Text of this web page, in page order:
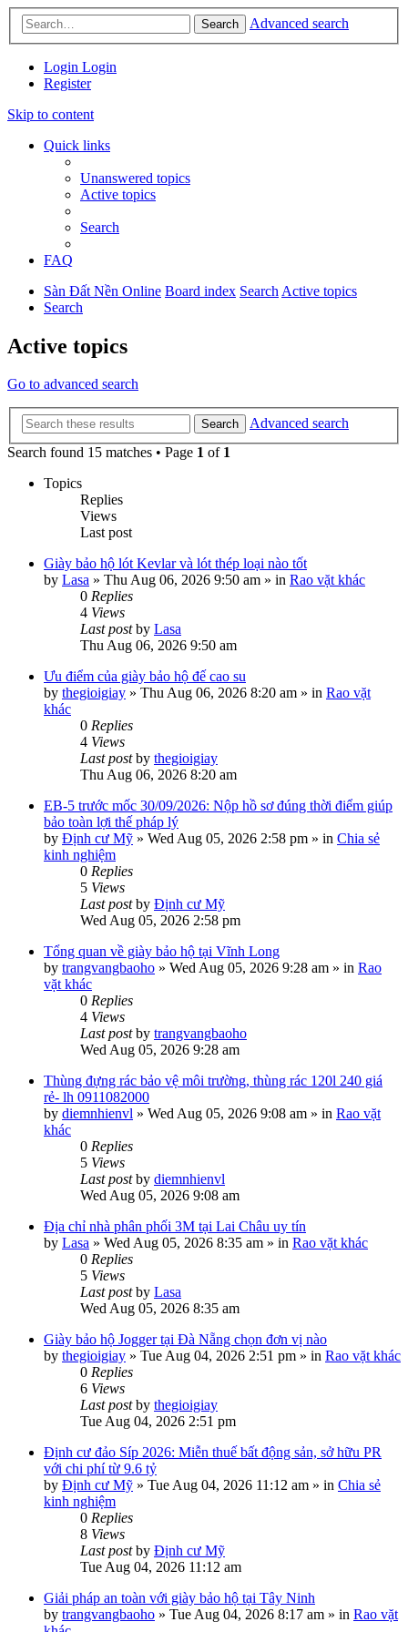
Search Advanced search
Login Login
Register
Skip to content
Quick links
Unanswered topics
Active topics
Search
FAQ
Sàn Đất Nền Online Board index Search Active topics
Search
Active topics
Go to advanced search
Search
Advanced search
Search found 15 matches • Page 1 of 1
Topics
Replies
Views
Last post
Giày bảo hộ lót Kevlar và lót thép loại nào tốt
by Lasa » Thu Aug 06, 2026 9:50 am » in Rao vặt khác
0 Replies
4 Views
Last postby Lasa
Thu Aug 06, 2026 9:50 am
Ưu điểm của giày bảo hộ đế cao su
by thegioigiay » Thu Aug 06, 2026 8:20 am » in Rao vặt
khác
0 Replies
4 Views
Last postby thegioigiay
Thu Aug 06, 2026 8:20 am
EB-5 trước mốc 30/09/2026: Nộp hồ sơ đúng thời điểm giúp
bảo toàn lợi thế pháp lý
by Định cư Mỹ » Wed Aug 05, 2026 2:58 pm » in Chia sẻ
kinh nghiệm
0 Replies
5 Views
Last postby Định cư Mỹ
Wed Aug 05, 2026 2:58 pm
Tổng quan về giày bảo hộ tại Vĩnh Long
by trangvangbaoho » Wed Aug 05, 2026 9:28 am » in Rao
vặt khác
0 Replies
4 Views
Last postby trangvangbaoho
Wed Aug 05, 2026 9:28 am
Thùng đựng rác bảo vệ môi trường, thùng rác 120l 240 giá
rẻ- lh 0911082000
by diemnhienvl » Wed Aug 05, 2026 9:08 am » in Rao vặt
khác
0 Replies
5 Views
Last postby diemnhienvl
Wed Aug 05, 2026 9:08 am
Địa chỉ nhà phân phối 3M tại Lai Châu uy tín
by Lasa » Wed Aug 05, 2026 8:35 am » in Rao vặt khác
0 Replies
5 Views
Last postby Lasa
Wed Aug 05, 2026 8:35 am
Giày bảo hộ Jogger tại Đà Nẵng chọn đơn vị nào
by thegioigiay » Tue Aug 04, 2026 2:51 pm » in Rao vặt khác
0 Replies
6 Views
Last postby thegioigiay
Tue Aug 04, 2026 2:51 pm
Định cư đảo Síp 2026: Miễn thuế bất động sản, sở hữu PR
với chi phí từ 9.6 tỷ
by Định cư Mỹ » Tue Aug 04, 2026 11:12 am » in Chia sẻ
kinh nghiệm
0 Replies
8 Views
Last postby Định cư Mỹ
Tue Aug 04, 2026 11:12 am
Giải pháp an toàn với giày bảo hộ tại Tây Ninh
by trangvangbaoho » Tue Aug 04, 2026 8:17 am » in Rao vặt